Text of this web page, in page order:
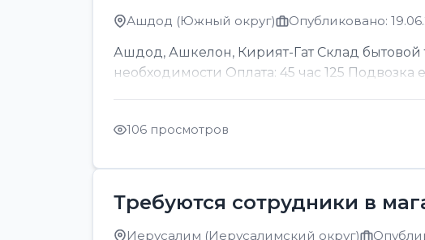
Ашдод (Южный округ) Опубликовано:
Ашдод, Ашкелон, Кирият-Гат Склад бытовой
необходимости Оплата: 45 час 125
106 просмотров
Требуются сотрудники в
Иерусалим (Иерусалимский округ)